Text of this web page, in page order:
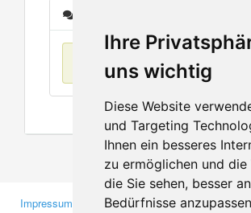
Ihre
uns wichtig
Diese Website
und Targeting
Ihnen ein besseres
zu ermöglichen und die
die Sie sehen, besser
Bedürfnisse
Keine Einträge
Impressum